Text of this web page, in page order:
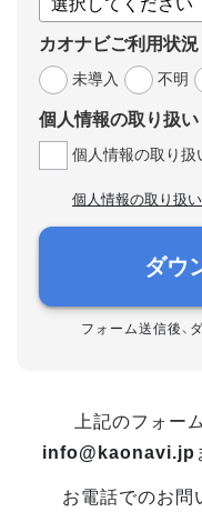
カオナビご利用状況
未導入
不明
個人情報の取り扱い
個人情報の取り扱
個人情報の取り扱い
ダウ
フォーム送信後、
上記のフォー
info@kaonavi.jp
お電話でのお問